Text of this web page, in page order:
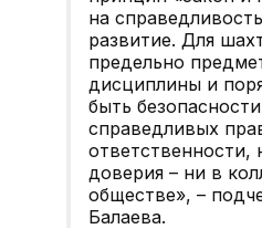
на
развитие. Для
предельно
дисциплины и
быть
справедливых
ответственности,
доверия – ни в
обществе», –
Балаева.